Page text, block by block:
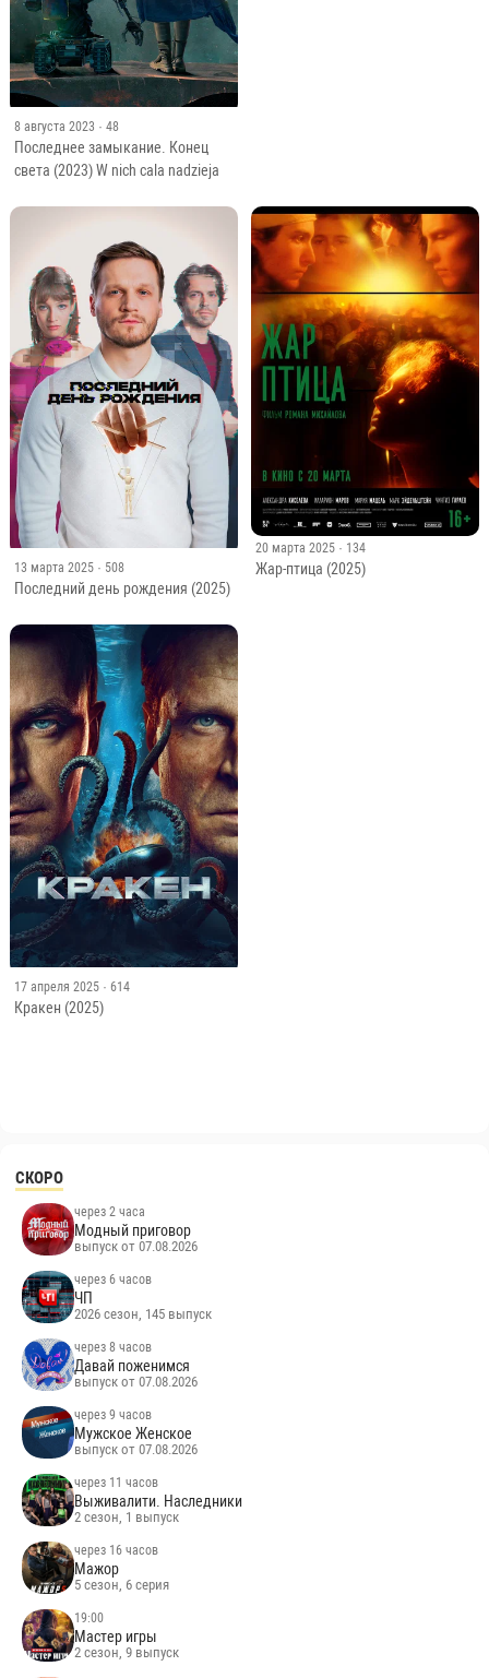
8 августа 2023 · 48
Последнее замыкание. Конец
света (2023) W nich cala nadzieja
13 марта 2025 · 508
Последний день рождения (2025)
20 марта 2025 · 134
Жар-птица (2025)
17 апреля 2025 · 614
Кракен (2025)
СКОРО
через 2 часа
Модный приговор
выпуск от 07.08.2026
через 6 часов
ЧП
2026 сезон, 145 выпуск
через 8 часов
Давай поженимся
выпуск от 07.08.2026
через 9 часов
Мужское Женское
выпуск от 07.08.2026
через 11 часов
Выживалити. Наследники
2 сезон, 1 выпуск
через 16 часов
Мажор
5 сезон, 6 серия
19:00
Мастер игры
2 сезон, 9 выпуск